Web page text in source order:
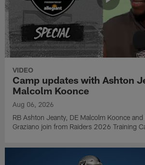
VIDEO
Camp updates with Ashton
Malcolm Koonce
Aug 06, 2026
RB Ashton Jeanty, DE Malcolm Koonce and
Graziano join from Raiders 2026 Training